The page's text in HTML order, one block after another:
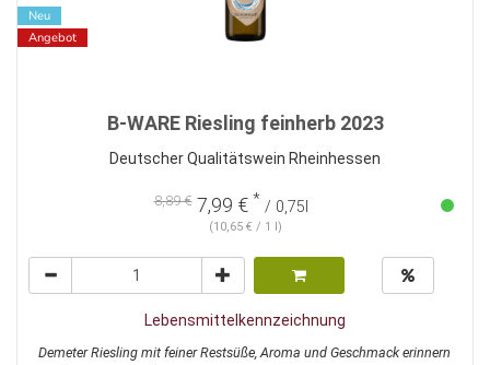
Neu
Angebot
B-WARE Riesling feinherb 2023
Deutscher Qualitätswein Rheinhessen
8,89 €7,99 € * / 0,75l
(10,65 € / 1 l)
Lebensmittelkennzeichnung
Demeter Riesling mit feiner Restsüße, Aroma und Geschmack erinnern